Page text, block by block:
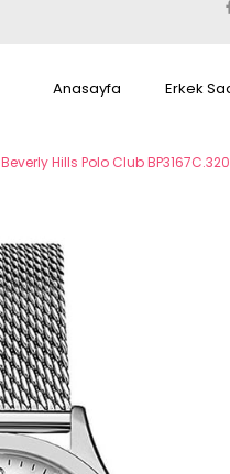
Anasayfa Erkek
Beverly Hills Polo Club